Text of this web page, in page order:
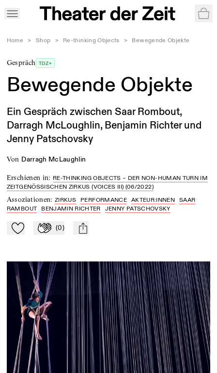
Home > Shop > Re-thinking Objects > Bewegende Objekte
Gespräch TDZ+
Bewegende Objekte
Ein Gespräch zwischen Saar Rombout,
Darragh McLoughlin, Benjamin Richter und
Jenny Patschovsky
von Darragh McLaughlin
Erschienen in: RE-THINKING OBJECTS – DER NON-HUMAN TURN IM
ZEITGENÖSSISCHEN ZIRKUS (VOICES III) (06/2022)
Assoziationen:ZIRKUS PERFORMANCE AKTEUR:INNEN
SAAR
RAMBOUT
BENJAMIN RICHTER JENNY PATSCHOVSKY
Zu Mein-TdZ hinzufügen
Applaudieren
(0) mail